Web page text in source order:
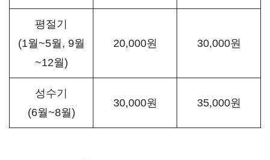
평절기
(1월~5월, 9월
~12월)
20,000원 30,000원
성수기
(6월~8월)
30,000원 35,000원